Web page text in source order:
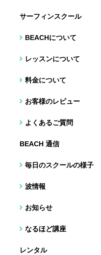
サーフィンスクール
BEACHについて
レッスンについて
料金について
お客様のレビュー
よくあるご質問
BEACH 通信
毎日のスクールの様子
波情報
お知らせ
なるほど講座
レンタル